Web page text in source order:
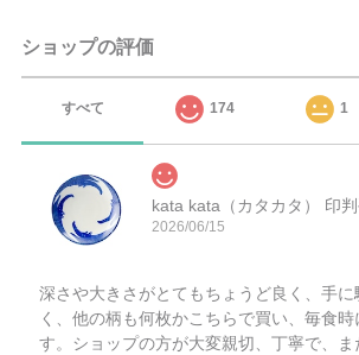
ショップの評価
すべて 174 1
kata kata（カタカタ） 印
2026/06/15
深さや大きさがとてもちょうど良く、手
く、他の柄も何枚かこちらで買い、毎食時
す。ショップの方が大変親切、丁寧で、ま